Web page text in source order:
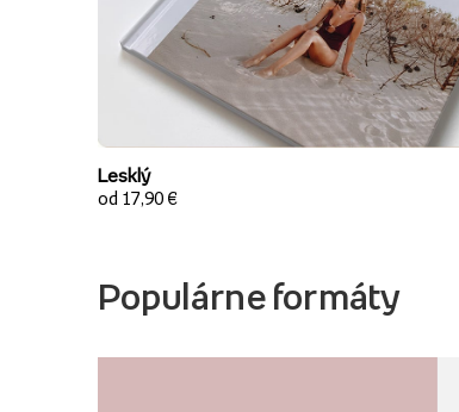
Lesklý
od 17,90 €
Populárne formáty